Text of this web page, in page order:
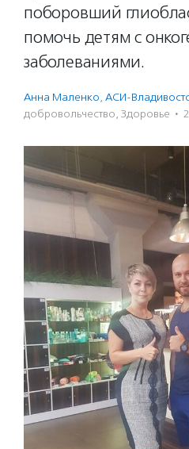
поборовший
помочь детям с
заболеваниями.
Анна Маленко, АСИ-
доброволь­чест­во, Здоровье ·